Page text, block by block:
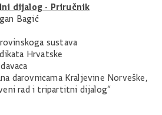
dijalog - Priručnik
Bagić
sustava
Hrvatske
darovnicama Kraljevine Norveške,
rad i tripartitni dijalog“